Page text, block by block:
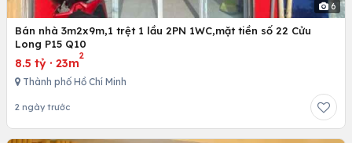
6
Bán nhà 3m2x9m,1 trệt 1 lầu 2PN 1WC,mặt tiền số 22 Cửu
Long P15 Q10
8.5 tỷ · 23m
2
Thành phố Hồ Chí Minh
2 ngày trước